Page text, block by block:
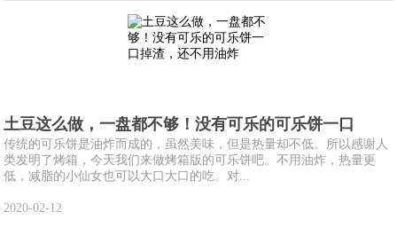
土豆这么做，一盘都不够！没有可乐的可乐饼一口
传统的可乐饼是油炸而成的，虽然美味，但是热量却不低。所以感谢人
类发明了烤箱，今天我们来做烤箱版的可乐饼吧。不用油炸，热量更
低，减脂的小仙女也可以大口大口的吃。对...
2020-02-12